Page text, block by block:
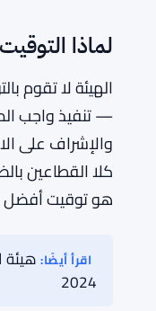
اعترفت الهيئة
المشغلين
يبدأ المتقدمون
ذلك علنًا.
الهيئة لا